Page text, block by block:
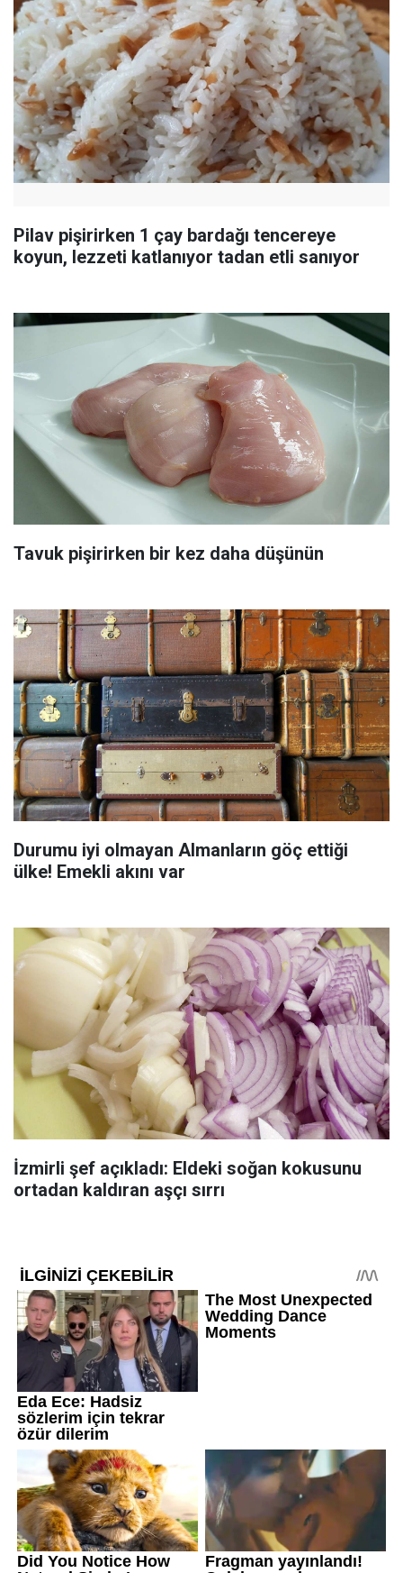
Pilav pişirirken 1 çay bardağı tencereye
koyun, lezzeti katlanıyor tadan etli sanıyor
Tavuk pişirirken bir kez daha düşünün
Durumu iyi olmayan Almanların göç ettiği
ülke! Emekli akını var
İzmirli şef açıkladı: Eldeki soğan kokusunu
ortadan kaldıran aşçı sırrı